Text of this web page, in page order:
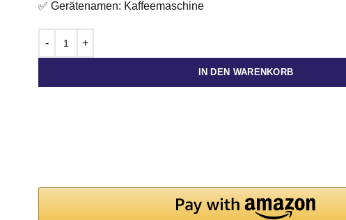
✅ Gerätenamen: Kaffeemaschine
IN DEN WARENKORB